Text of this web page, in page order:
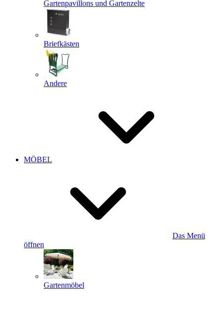
Gartenpavillons und Gartenzelte
Briefkästen
Andere
MÖBEL
Das Menü
öffnen
Gartenmöbel